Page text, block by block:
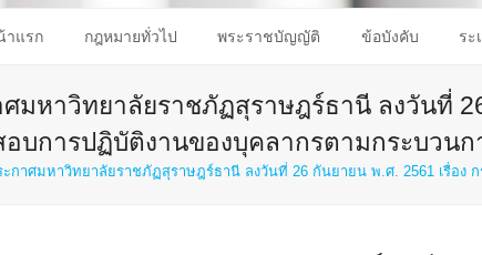
าแรก กฎหมายทั่วไป พระราชบัญญัติ ข้อบังคับ ระ
ศมหาวิทยาลัยราชภัฏสุราษฎร์ธานี ลงวันที่
อบการปฏิบัติงานของบุคลากรตามกระบวน
ะกาศมหาวิทยาลัยราชภัฏสุราษฎร์ธานี ลงวันที่ 26 กันยายน พ.ศ. 2561 เรื่อ